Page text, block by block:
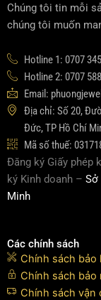
Chúng tôi tin mỗi
chúng tôi muốn
Hotline 1: 0707
Hotline 2: 0707
Email:
Địa chỉ: Số 20,
Đức, TP Hồ Chí
Mã số thuế:
Đăng ký Giấy phép
ký Kinh doanh – Sở
Minh
Các chính sách
Chính sách bảo
Chính sách bảo
Chính sách vận